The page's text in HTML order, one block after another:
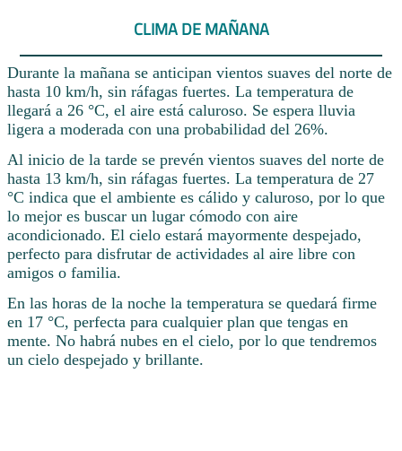
CLIMA DE MAÑANA
Durante la mañana se anticipan vientos suaves del norte de
hasta 10 km/h, sin ráfagas fuertes. La temperatura de
llegará a 26 °C, el aire está caluroso. Se espera lluvia
ligera a moderada con una probabilidad del 26%.
Al inicio de la tarde se prevén vientos suaves del norte de
hasta 13 km/h, sin ráfagas fuertes. La temperatura de 27
°C indica que el ambiente es cálido y caluroso, por lo que
lo mejor es buscar un lugar cómodo con aire
acondicionado. El cielo estará mayormente despejado,
perfecto para disfrutar de actividades al aire libre con
amigos o familia.
En las horas de la noche la temperatura se quedará firme
en 17 °C, perfecta para cualquier plan que tengas en
mente. No habrá nubes en el cielo, por lo que tendremos
un cielo despejado y brillante.